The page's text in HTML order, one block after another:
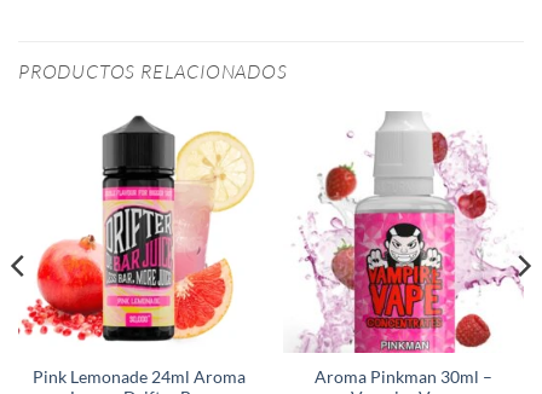
PRODUCTOS RELACIONADOS
Pink Lemonade 24ml Aroma
Aroma Pinkman 30ml –